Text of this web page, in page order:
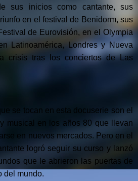
sus inicios como cantante, sus
en el festival de Benidorm, sus
de Eurovisión, en el Olympia
Latinoamérica, Londres y Nueva
crisis tras los conciertos de Las
se tocan en esta docuserie son el
musical en los años 80 que llevan
en nuevos mercados. Pero en el
logró seguir su curso y lanzó
que le abrieron las puertas de
del mundo.